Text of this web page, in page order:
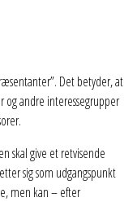
Det betyder, at
andre interessegrupper
skal give et retvisende
sig som udgangspunkt
men kan – efter